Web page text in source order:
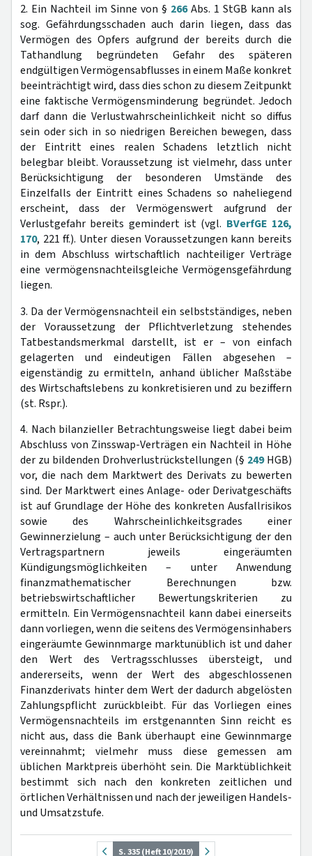
2. Ein Nachteil im Sinne von § 266Abs. 1 StGB kann als
sog. Gefährdungsschaden auch darin liegen, dass das
Vermögen des Opfers aufgrund der bereits durch die
Tathandlung begründeten Gefahr des späteren
endgültigen Vermögensabflusses in einem Maße konkret
beeinträchtigt wird, dass dies schon zu diesem Zeitpunkt
eine faktische Vermögensminderung begründet. Jedoch
darf dann die Verlustwahrscheinlichkeit nicht so diffus
sein oder sich in so niedrigen Bereichen bewegen, dass
der Eintritt eines realen Schadens letztlich nicht
belegbar bleibt. Voraussetzung ist vielmehr, dass unter
Berücksichtigung der besonderen Umstände des
Einzelfalls der Eintritt eines Schadens so naheliegend
erscheint, dass der Vermögenswert aufgrund der
Verlustgefahr bereits gemindert ist (vgl. BVerfGE 126,
170, 221 ff.). Unter diesen Voraussetzungen kann bereits
in dem Abschluss wirtschaftlich nachteiliger Verträge
eine vermögensnachteilsgleiche Vermögensgefährdung
liegen.
3. Da der Vermögensnachteil ein selbstständiges, neben
der Voraussetzung der Pflichtverletzung stehendes
Tatbestandsmerkmal darstellt, ist er – von einfach
gelagerten und eindeutigen Fällen abgesehen –
eigenständig zu ermitteln, anhand üblicher Maßstäbe
des Wirtschaftslebens zu konkretisieren und zu beziffern
(st. Rspr.).
4. Nach bilanzieller Betrachtungsweise liegt dabei beim
Abschluss von Zinsswap-Verträgen ein Nachteil in Höhe
der zu bildenden Drohverlustrückstellungen (§ 249HGB)
vor, die nach dem Marktwert des Derivats zu bewerten
sind. Der Marktwert eines Anlage- oder Derivatgeschäfts
ist auf Grundlage der Höhe des konkreten Ausfallrisikos
sowie des Wahrscheinlichkeitsgrades einer
Gewinnerzielung – auch unter Berücksichtigung der den
Vertragspartnern jeweils eingeräumten
Kündigungsmöglichkeiten – unter Anwendung
finanzmathematischer Berechnungen bzw.
betriebswirtschaftlicher Bewertungskriterien zu
ermitteln. Ein Vermögensnachteil kann dabei einerseits
dann vorliegen, wenn die seitens des Vermögensinhabers
eingeräumte Gewinnmarge marktunüblich ist und daher
den Wert des Vertragsschlusses übersteigt, und
andererseits, wenn der Wert des abgeschlossenen
Finanzderivats hinter dem Wert der dadurch abgelösten
Zahlungspflicht zurückbleibt. Für das Vorliegen eines
Vermögensnachteils im erstgenannten Sinn reicht es
nicht aus, dass die Bank überhaupt eine Gewinnmarge
vereinnahmt; vielmehr muss diese gemessen am
üblichen Marktpreis überhöht sein. Die Marktüblichkeit
bestimmt sich nach den konkreten zeitlichen und
örtlichen Verhältnissen und nach der jeweiligen Handels-
und Umsatzstufe.
S. 335 (Heft 10/2019)